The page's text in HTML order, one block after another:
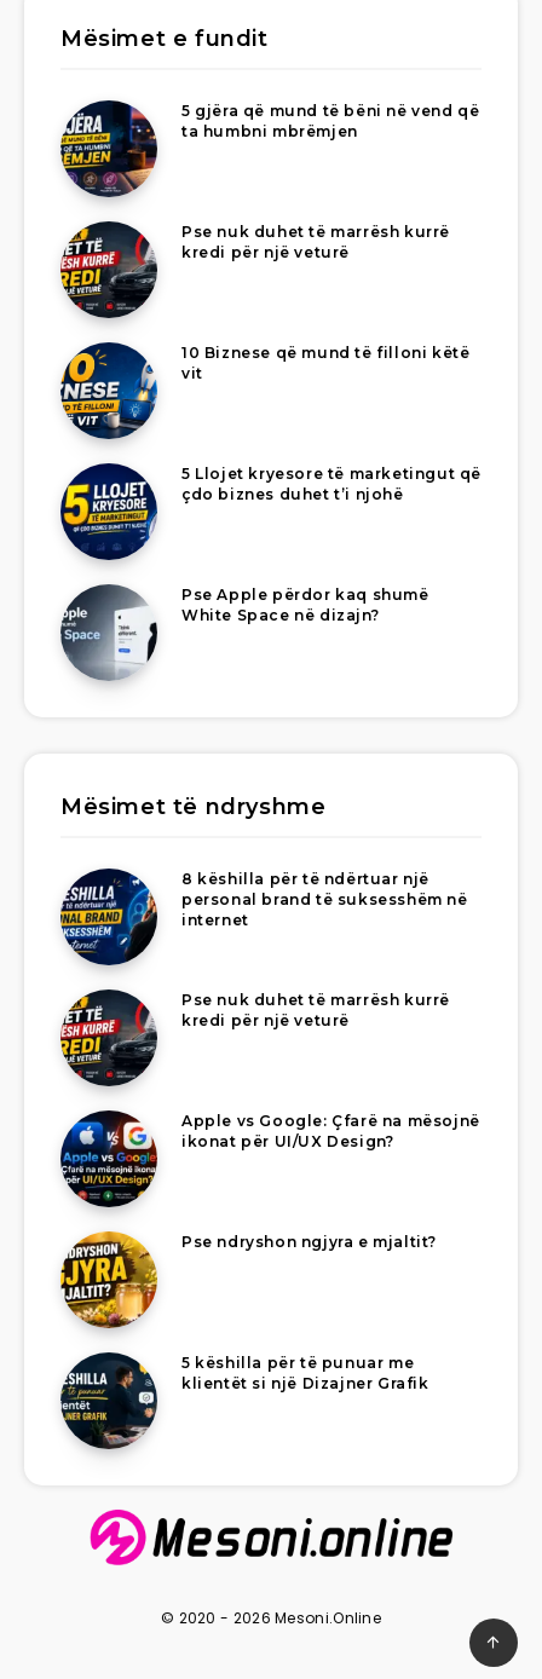
Mësimet e fundit
5 gjëra që mund të bëni në vend që
ta humbni mbrëmjen
Pse nuk duhet të marrësh kurrë
kredi për një veturë
10 Biznese që mund të filloni këtë
vit
5 Llojet kryesore të marketingut që
çdo biznes duhet t’i njohë
Pse Apple përdor kaq shumë
White Space në dizajn?
Mësimet të ndryshme
8 këshilla për të ndërtuar një
personal brand të suksesshëm në
internet
Pse nuk duhet të marrësh kurrë
kredi për një veturë
Apple vs Google: Çfarë na mësojnë
ikonat për UI/UX Design?
Pse ndryshon ngjyra e mjaltit?
5 këshilla për të punuar me
klientët si një Dizajner Grafik
© 2020 - 2026 Mesoni.Online